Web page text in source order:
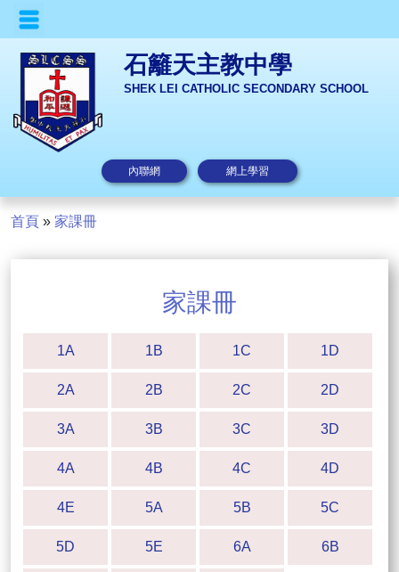
石籬天主教中學
SHEK LEI CATHOLIC SECONDARY SCHOOL
內聯網 網上學習
首頁 » 家課冊
家課冊
1A 1B 1C 1D
2A 2B 2C 2D
3A 3B 3C 3D
4A 4B 4C 4D
4E 5A 5B 5C
5D 5E 6A 6B